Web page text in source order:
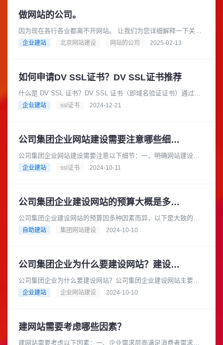
做网站的公司。
因为现在各行各业都离不开网站。 让我们为您详细解释一下关于
“做网站的公司”这个概念，以及您可以如何选择合适的公司来帮您
企业建站 北京网站建设 网站的公司 2025-02-13
如何申请DV SSL证书？DV SSL证书推荐
什么是 DV SSL 证书？DV SSL 证书（即域名验证证书）通过验
证域名所有权来快速保护您的网站。它是最简单的SSLTLS 证书
企业建站 ssl证书 2024-12-21
公司集团企业网站建设需要注意哪些细节？
公司集团企业网站建设需要注意以下细节：一、明确网站建设目
标在建设网站之前，公司集团企业应明确网站的建设目标。例
企业建站 ssl证书 2024-10-11
公司集团企业建设网站的预算大概是多少？
公司集团企业建设网站的预算因多种因素而异，以下是大致的预
算范围：基础型网站预算范围：如果选择模板建站，费用可能在
自助建站 集团网站建设 2024-10-10
公司集团企业为什么要建设网站？建设网站的流程是怎样的？
公司集团企业为什么要建设网站？公司集团企业建设网站主要有
以下几个重要原因：在当今互联网时代，消费者从产品研究到查
企业建站 企业网站建设 2024-10-10
建网站需要考虑哪些因素？
建网站需要考虑以下因素：一、企业需求层面满足消费者需求：